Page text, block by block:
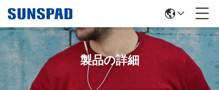
製品の詳細